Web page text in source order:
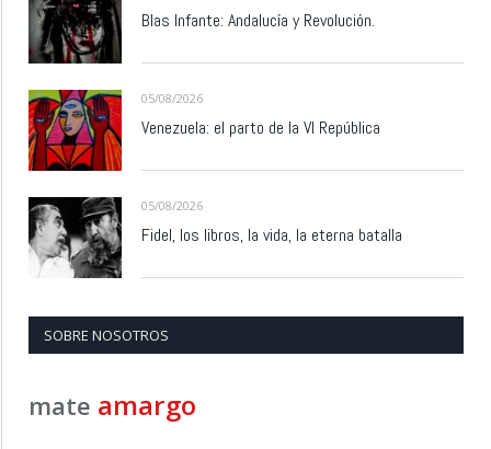
Blas Infante: Andalucía y Revolución.
05/08/2026
Venezuela: el parto de la VI República
05/08/2026
Fidel, los libros, la vida, la eterna batalla
SOBRE NOSOTROS
mate amargo